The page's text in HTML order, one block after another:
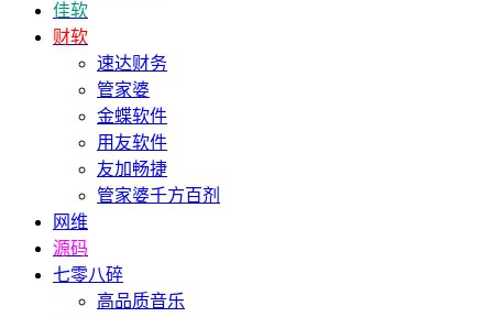
佳软
财软
速达财务
管家婆
金蝶软件
用友软件
友加畅捷
管家婆千方百剂
网维
源码
七零八碎
高品质音乐